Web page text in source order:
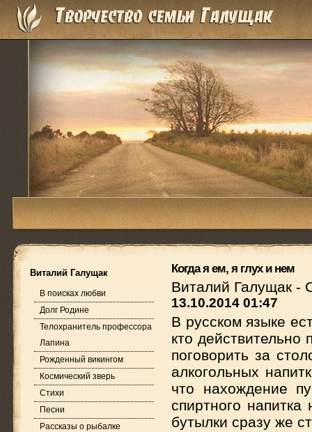
Виталий Галущак
В поисках любви
Долг Родине
Телохранитель профессора
Лапина
Рожденный викингом
Космический зверь
Стихи
Песни
Рассказы о рыбалке
Когда я ем, я глух и нем
Виталий Галущак -
13.10.2014 01:47
В русском языке
кто
поговорить за
алкогольных
что нахождение
спиртного
бутылки сразу же